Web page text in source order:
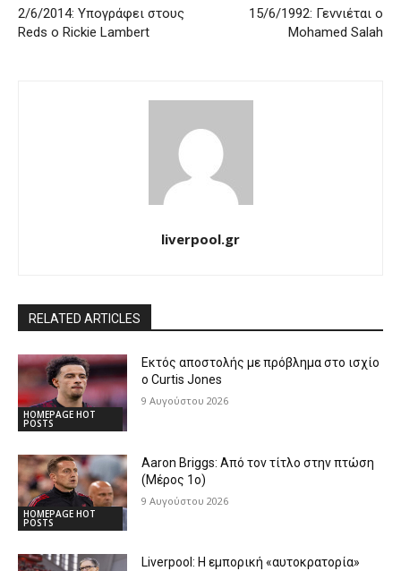
2/6/2014: Υπογράφει στους
Reds ο Rickie Lambert
15/6/1992: Γεννιέται ο
Mohamed Salah
liverpool.gr
RELATED ARTICLES
HOMEPAGE HOT
POSTS
Εκτός αποστολής με πρόβλημα στο ισχίο
ο Curtis Jones
9 Αυγούστου 2026
HOMEPAGE HOT
POSTS
Aaron Briggs: Από τον τίτλο στην πτώση
(Μέρος 1ο)
9 Αυγούστου 2026
Liverpool: Η εμπορική «αυτοκρατορία»